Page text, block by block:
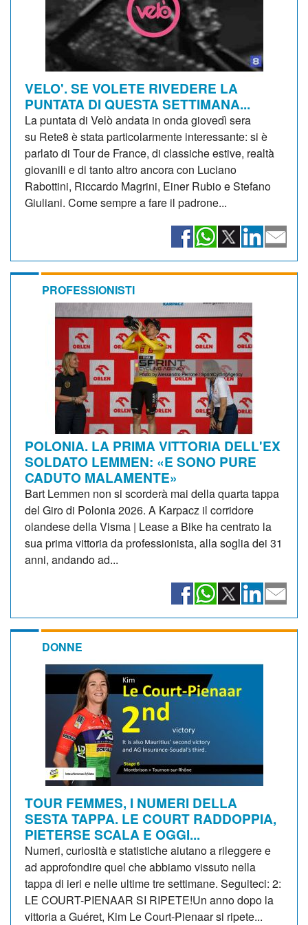
VELO'. SE VOLETE RIVEDERE LA
PUNTATA DI QUESTA SETTIMANA...
La puntata di Velò andata in onda giovedì sera
su Rete8 è stata particolarmente interessante: si è
parlato di Tour de France, di classiche estive, realtà
giovanili e di tanto altro ancora con Luciano
Rabottini, Riccardo Magrini, Einer Rubio e Stefano
Giuliani. Come sempre a fare il padrone...
PROFESSIONISTI
POLONIA. LA PRIMA VITTORIA DELL'EX
SOLDATO LEMMEN: «E SONO PURE
CADUTO MALAMENTE»
Bart Lemmen non si scorderà mai della quarta tappa
del Giro di Polonia 2026. A Karpacz il corridore
olandese della Visma | Lease a Bike ha centrato la
sua prima vittoria da professionista, alla soglia dei 31
anni, andando ad...
DONNE
TOUR FEMMES, I NUMERI DELLA
SESTA TAPPA. LE COURT RADDOPPIA,
PIETERSE SCALA E OGGI...
Numeri, curiosità e statistiche aiutano a rileggere e
ad approfondire quel che abbiamo vissuto nella
tappa di ieri e nelle ultime tre settimane. Seguiteci: 2:
LE COURT-PIENAAR SI RIPETE!Un anno dopo la
vittoria a Guéret, Kim Le Court-Pienaar si ripete...